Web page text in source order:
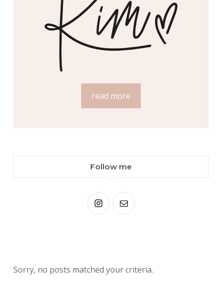
read more
Follow me
Sorry, no posts matched your criteria.